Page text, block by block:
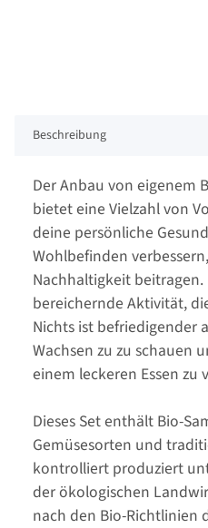
Beschreibung
Der Anbau von eigenem
bietet eine Vielzahl von
deine persönliche
Wohlbefinden
Nachhaltigkeit
bereichernde Aktivität,
Nichts ist befriedigender
Wachsen zu zu schauen
einem leckeren Essen zu
Dieses Set enthält Bio-
Gemüsesorten und
kontrolliert produziert
der ökologischen
nach den Bio-Richtlinien